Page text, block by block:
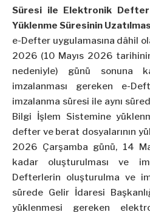
Süresi ile Elektronik Defter
Yüklenme Süresinin
e-Defter uygulamasına dâhil
2026 (10 Mayıs 2026
nedeniyle) günü sonuna
imzalanması gereken e-
imzalanma süresi ile aynı
Bilgi İşlem Sistemine
defter ve berat dosyalarının
2026 Çarşamba günü, 14
kadar oluşturulması ve
Defterlerin oluşturulma ve
sürede Gelir İdaresi
yüklenmesi gereken